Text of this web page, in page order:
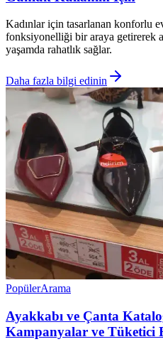
Kadınlar için tasarlanan konforlu
fonksiyonelliği bir araya getirerek
yaşamda rahatlık sağlar.
Daha fazla bilgi edinin
PopülerArama
Ayakkabı ve Çanta
Kampanyalar ve Tüketici